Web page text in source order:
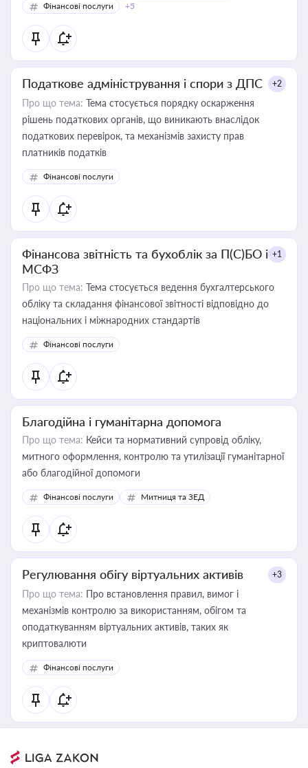
Фінансові послуги
+5
Податкове адміністрування і спори з ДПС +2
Про що тема: Тема стосується порядку оскарження
рішень податкових органів, що виникають внаслідок
податкових перевірок, та механізмів захисту прав
платників податків
Фінансові послуги
Фінансова звітність та бухоблік за П(С)БО і
МСФЗ
+1
Про що тема: Тема стосується ведення бухгалтерського
обліку та складання фінансової звітності відповідно до
національних і міжнародних стандартів
Фінансові послуги
Благодійна і гуманітарна допомога
Про що тема: Кейси та нормативний супровід обліку,
митного оформлення, контролю та утилізації гуманітарної
або благодійної допомоги
Фінансові послуги Митниця та ЗЕД
Регулювання обігу віртуальних активів +3
Про що тема: Про встановлення правил, вимог і
механізмів контролю за використанням, обігом та
оподаткуванням віртуальних активів, таких як
криптовалюти
Фінансові послуги